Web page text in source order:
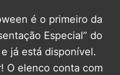
é o primeiro da
Especial” do
já está disponível.
O elenco conta com